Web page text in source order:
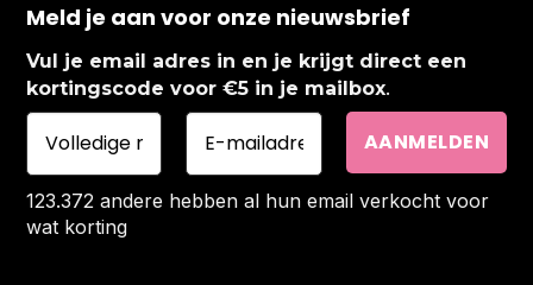
Meld je aan voor onze nieuwsbrief
Vul je email adres in en je krijgt direct een
kortingscode voor €5 in je mailbox.
123.372 andere hebben al hun email verkocht voor
wat korting